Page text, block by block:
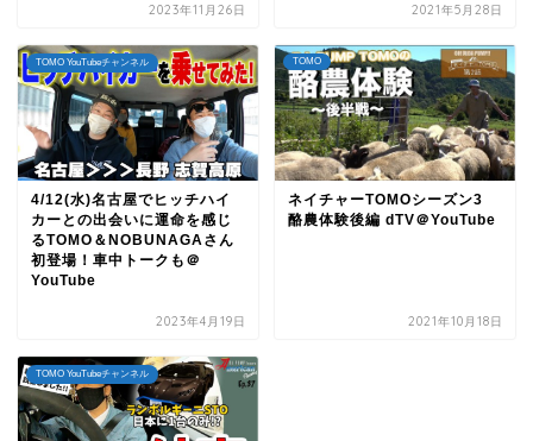
2023年11月26日 2021年5月28日
TOMO YouTubeチャンネル
4/12(水)名古屋でヒッチハイ
カーとの出会いに運命を感じ
るTOMO＆NOBUNAGAさん
初登場！車中トークも＠
YouTube
2023年4月19日
TOMO
ネイチャーTOMOシーズン3
酪農体験後編 dTV＠YouTube
2021年10月18日
TOMO YouTubeチャンネル